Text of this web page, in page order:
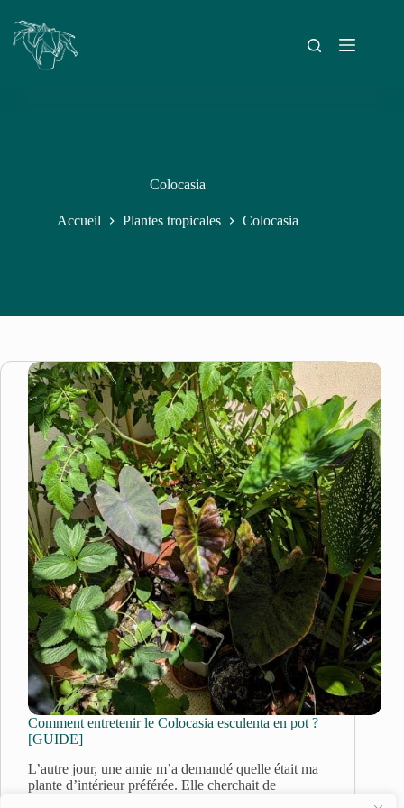
Colocasia
Accueil Plantes tropicales Colocasia
Comment entretenir le Colocasia esculenta en pot ?
[GUIDE]
L’autre jour, une amie m’a demandé quelle était ma
plante d’intérieur préférée. Elle cherchait de